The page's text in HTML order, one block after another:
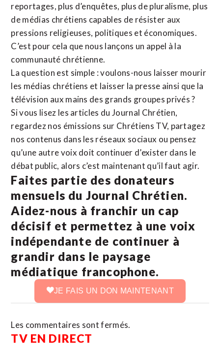
reportages, plus d’enquêtes, plus de pluralisme, plus
de médias chrétiens capables de résister aux
pressions religieuses, politiques et économiques.
C’est pour cela que nous lançons un appel à la
communauté chrétienne.
La question est simple : voulons-nous laisser mourir
les médias chrétiens et laisser la presse ainsi que la
télévision aux mains des grands groupes privés ?
Si vous lisez les articles du Journal Chrétien,
regardez nos émissions sur Chrétiens TV, partagez
nos contenus dans les réseaux sociaux ou pensez
qu’une autre voix doit continuer d’exister dans le
débat public, alors c’est maintenant qu’il faut agir.
Faites partie des donateurs
mensuels du Journal Chrétien.
Aidez-nous à franchir un cap
décisif et permettez à une voix
indépendante de continuer à
grandir dans le paysage
médiatique francophone.
JE FAIS UN DON MAINTENANT
Les commentaires sont fermés.
TV EN DIRECT